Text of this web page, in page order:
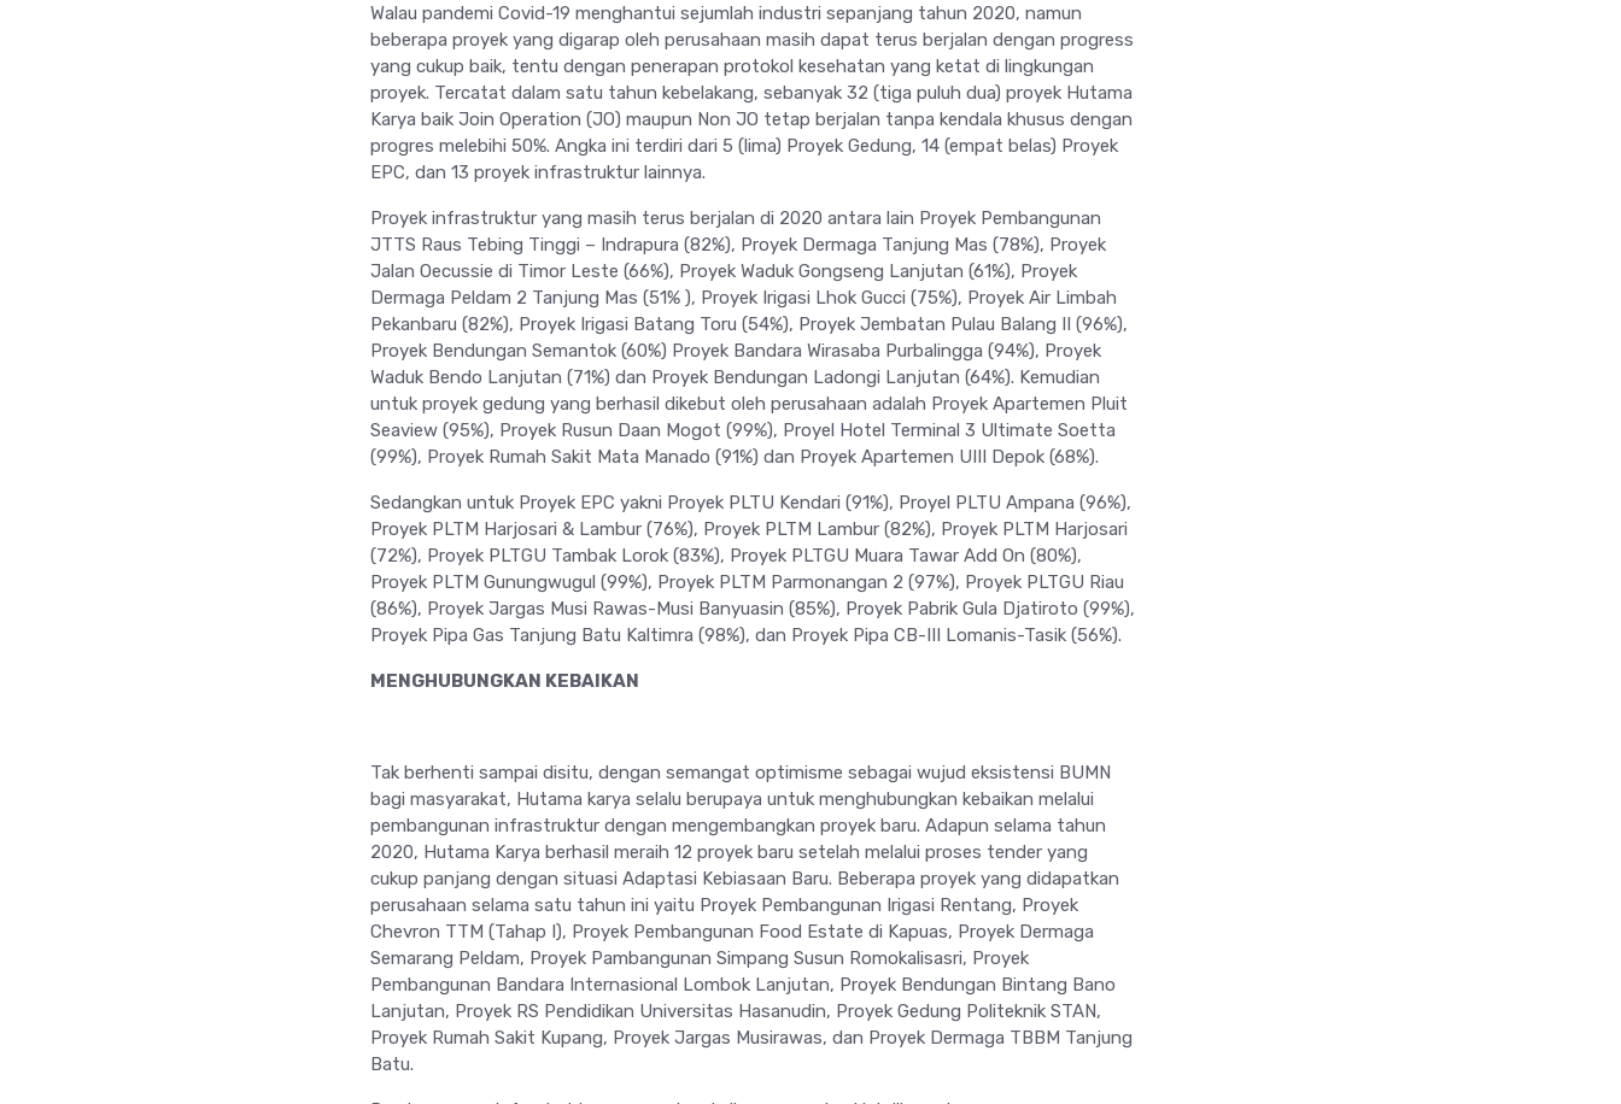
Walau pandemi Covid-19 menghantui sejumlah industri sepanjang tahun 2020, namun
beberapa proyek yang digarap oleh perusahaan masih dapat terus berjalan dengan progress
yang cukup baik, tentu dengan penerapan protokol kesehatan yang ketat di lingkungan
proyek. Tercatat dalam satu tahun kebelakang, sebanyak 32 (tiga puluh dua) proyek Hutama
Karya baik Join Operation (JO) maupun Non JO tetap berjalan tanpa kendala khusus dengan
progres melebihi 50%. Angka ini terdiri dari 5 (lima) Proyek Gedung, 14 (empat belas) Proyek
EPC, dan 13 proyek infrastruktur lainnya.
Proyek infrastruktur yang masih terus berjalan di 2020 antara lain Proyek Pembangunan
JTTS Raus Tebing Tinggi – Indrapura (82%), Proyek Dermaga Tanjung Mas (78%), Proyek
Jalan Oecussie di Timor Leste (66%), Proyek Waduk Gongseng Lanjutan (61%), Proyek
Dermaga Peldam 2 Tanjung Mas (51% ), Proyek Irigasi Lhok Gucci (75%), Proyek Air Limbah
Pekanbaru (82%), Proyek Irigasi Batang Toru (54%), Proyek Jembatan Pulau Balang II (96%),
Proyek Bendungan Semantok (60%) Proyek Bandara Wirasaba Purbalingga (94%), Proyek
Waduk Bendo Lanjutan (71%) dan Proyek Bendungan Ladongi Lanjutan (64%). Kemudian
untuk proyek gedung yang berhasil dikebut oleh perusahaan adalah Proyek Apartemen Pluit
Seaview (95%), Proyek Rusun Daan Mogot (99%), Proyel Hotel Terminal 3 Ultimate Soetta
(99%), Proyek Rumah Sakit Mata Manado (91%) dan Proyek Apartemen UIII Depok (68%).
Sedangkan untuk Proyek EPC yakni Proyek PLTU Kendari (91%), Proyel PLTU Ampana (96%),
Proyek PLTM Harjosari & Lambur (76%), Proyek PLTM Lambur (82%), Proyek PLTM Harjosari
(72%), Proyek PLTGU Tambak Lorok (83%), Proyek PLTGU Muara Tawar Add On (80%),
Proyek PLTM Gunungwugul (99%), Proyek PLTM Parmonangan 2 (97%), Proyek PLTGU Riau
(86%), Proyek Jargas Musi Rawas-Musi Banyuasin (85%), Proyek Pabrik Gula Djatiroto (99%),
Proyek Pipa Gas Tanjung Batu Kaltimra (98%), dan Proyek Pipa CB-III Lomanis-Tasik (56%).
MENGHUBUNGKAN KEBAIKAN
Tak berhenti sampai disitu, dengan semangat optimisme sebagai wujud eksistensi BUMN
bagi masyarakat, Hutama karya selalu berupaya untuk menghubungkan kebaikan melalui
pembangunan infrastruktur dengan mengembangkan proyek baru. Adapun selama tahun
2020, Hutama Karya berhasil meraih 12 proyek baru setelah melalui proses tender yang
cukup panjang dengan situasi Adaptasi Kebiasaan Baru. Beberapa proyek yang didapatkan
perusahaan selama satu tahun ini yaitu Proyek Pembangunan Irigasi Rentang, Proyek
Chevron TTM (Tahap I), Proyek Pembangunan Food Estate di Kapuas, Proyek Dermaga
Semarang Peldam, Proyek Pambangunan Simpang Susun Romokalisasri, Proyek
Pembangunan Bandara Internasional Lombok Lanjutan, Proyek Bendungan Bintang Bano
Lanjutan, Proyek RS Pendidikan Universitas Hasanudin, Proyek Gedung Politeknik STAN,
Proyek Rumah Sakit Kupang, Proyek Jargas Musirawas, dan Proyek Dermaga TBBM Tanjung
Batu.